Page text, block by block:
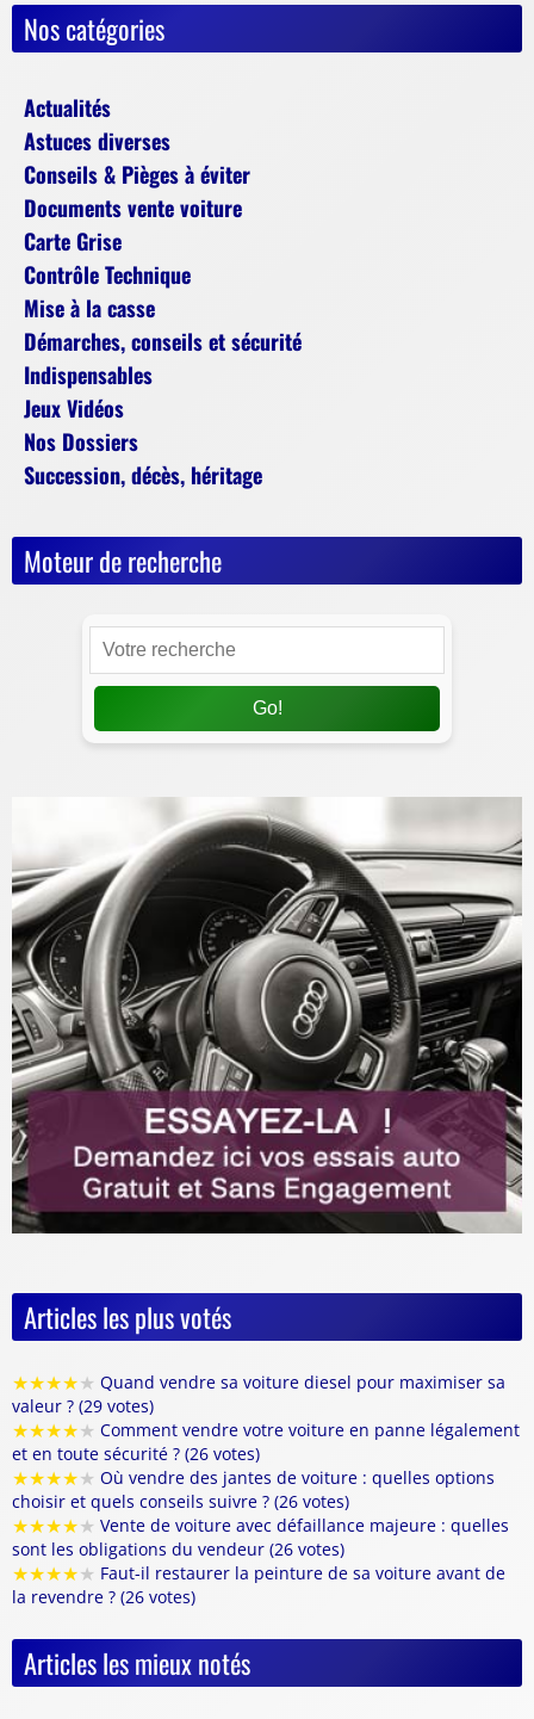
Nos catégories
Actualités
Astuces diverses
Conseils & Pièges à éviter
Documents vente voiture
Carte Grise
Contrôle Technique
Mise à la casse
Démarches, conseils et sécurité
Indispensables
Jeux Vidéos
Nos Dossiers
Succession, décès, héritage
Moteur de recherche
Go!
Articles les plus votés
★★★★★ Quand vendre sa voiture diesel pour maximiser sa
valeur ? (29 votes)
★★★★★ Comment vendre votre voiture en panne légalement
et en toute sécurité ? (26 votes)
★★★★★ Où vendre des jantes de voiture : quelles options
choisir et quels conseils suivre ? (26 votes)
★★★★★ Vente de voiture avec défaillance majeure : quelles
sont les obligations du vendeur (26 votes)
★★★★★ Faut-il restaurer la peinture de sa voiture avant de
la revendre ? (26 votes)
Articles les mieux notés